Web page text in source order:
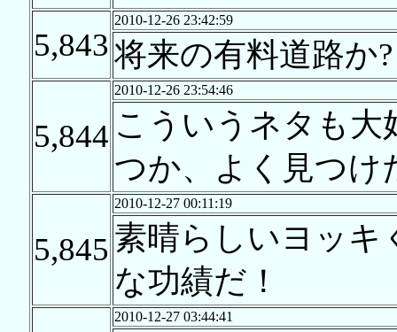
5,843
2010-12-26 23:42:59
将来の有料道路か?
5,844
2010-12-26 23:54:46
こういうネタも大
つか、よく見つけ
5,845
2010-12-27 00:11:19
素晴らしいヨッ
な功績だ！
2010-12-27 03:44:41